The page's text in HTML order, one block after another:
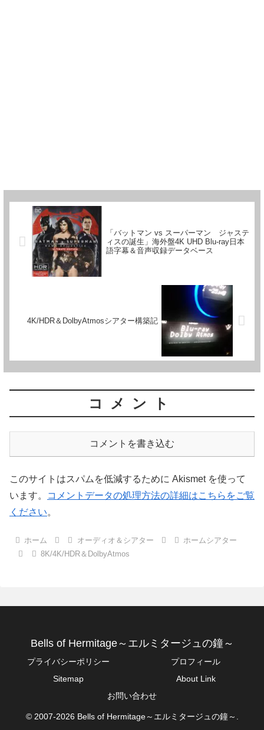
「バットマン vs スーパーマン ジャステ
ィスの誕生」海外盤4K UHD Blu-ray日本
語字幕＆音声収録データベース
4K/HDR＆DolbyAtmosシアター構築記
コメント
コメントを書き込む
このサイトはスパムを低減するために Akismet を使って
います。
コメントデータの処理方法の詳細はこちらをご覧
ください。
ホーム オーディオ＆シアター
ホームシアター
8K/4K/HDR＆DolbyAtmos
Bells of Hermitage～エルミタージュの鐘～
プライバシーポリシー
プロフィール
Sitemap
About Link
お問い合わせ
© 2007-2026 Bells of Hermitage～エルミタージュの鐘～.